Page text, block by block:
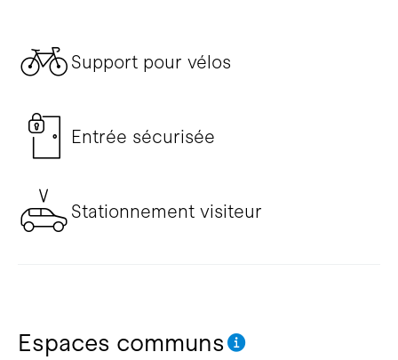
Support pour vélos
Entrée sécurisée
Stationnement visiteur
Espaces communs